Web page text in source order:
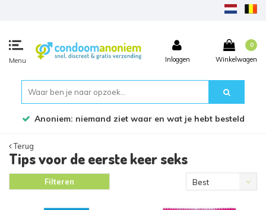
Menu Inloggen
0
Winkelwagen
Anoniem: niemand ziet waar en wat je hebt besteld
Terug
Tips voor de eerste keer seks
Filteren
Best